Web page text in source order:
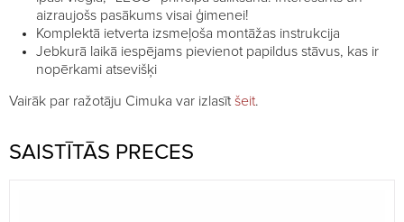
aizraujošs pasākums visai ģimenei!
Komplektā ietverta izsmeļoša montāžas instrukcija
Jebkurā laikā iespējams pievienot papildus stāvus, kas ir
nopērkami atsevišķi
Vairāk par ražotāju Cimuka var izlasīt šeit.
SAISTĪTĀS PRECES